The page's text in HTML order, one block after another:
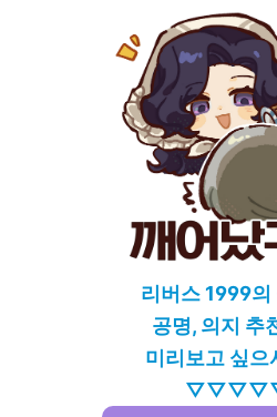
리버스 1999의
공명, 의지 추
미리보고 싶으